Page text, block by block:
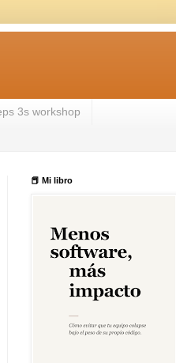
3s workshop
📕 Mi libro